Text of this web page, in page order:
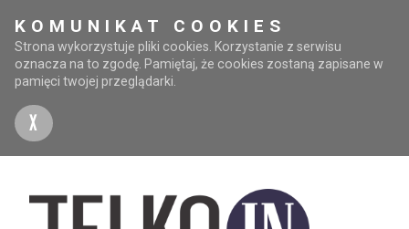
KOMUNIKAT COOKIES
Strona wykorzystuje pliki cookies. Korzystanie z serwisu
oznacza na to zgodę. Pamiętaj, że cookies zostaną zapisane w
pamięci twojej przeglądarki.
X